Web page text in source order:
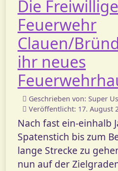
Die Freiwillige
Feuerwehr
Clauen/
ihr neues
Geschrieben von: Super
Veröffentlicht: 17. August
Nach fast ein-einhalb
Spatenstich bis zum
lange Strecke zu
nun auf der